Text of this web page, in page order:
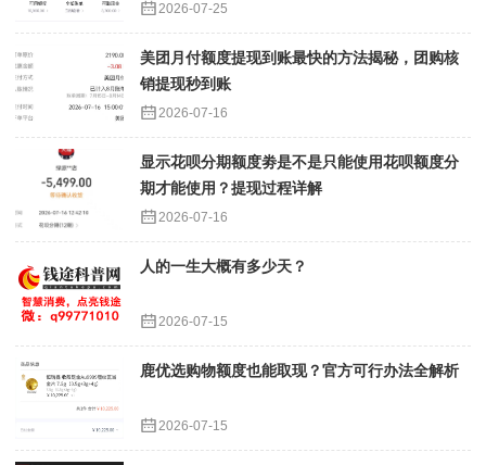
2026-07-25
美团月付额度提现到账最快的方法揭秘，团购核
销提现秒到账
2026-07-16
显示花呗分期额度劵是不是只能使用花呗额度分
期才能使用？提现过程详解
2026-07-16
人的一生大概有多少天？
2026-07-15
鹿优选购物额度也能取现？官方可行办法全解析
2026-07-15